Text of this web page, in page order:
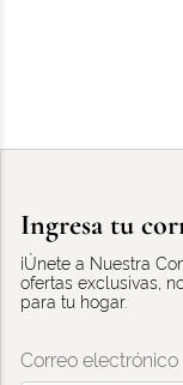
Ingresa tu
¡Únete a Nuestra
ofertas exclusivas,
para tu hogar.
Correo electrónico